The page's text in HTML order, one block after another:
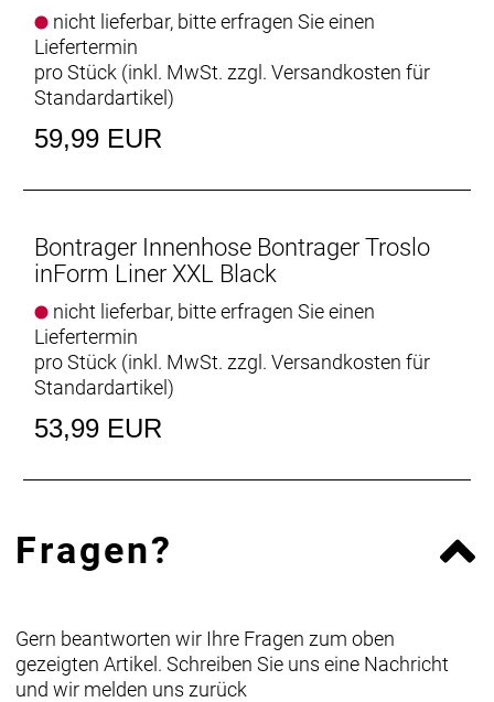
nicht lieferbar, bitte erfragen Sie einen
Liefertermin
pro Stück (inkl. MwSt. zzgl. Versandkosten für
Standardartikel)
59,99 EUR
Bontrager Innenhose Bontrager Troslo
inForm Liner XXL Black
nicht lieferbar, bitte erfragen Sie einen
Liefertermin
pro Stück (inkl. MwSt. zzgl. Versandkosten für
Standardartikel)
53,99 EUR
Fragen?
Gern beantworten wir Ihre Fragen zum oben
gezeigten Artikel. Schreiben Sie uns eine Nachricht
und wir melden uns zurück